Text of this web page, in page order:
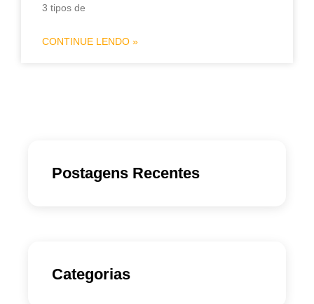
3 tipos de
CONTINUE LENDO »
Postagens Recentes
Categorias